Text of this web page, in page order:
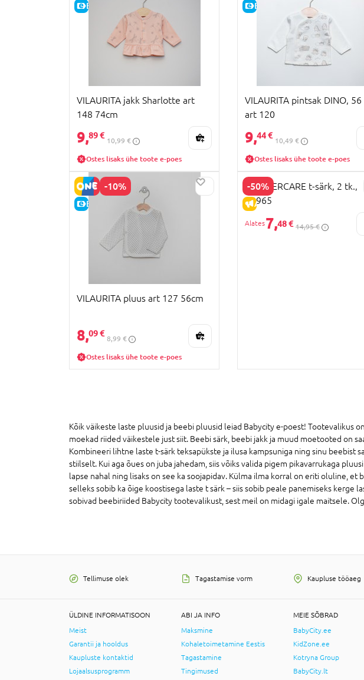
E-HIND
VILAURITA jakk Sharlotte art
148 74cm
9,89 €
10,99 €
Ostes lisaks ühe toote e-poes
E-HIND
VILAURITA pintsak DINO, 56
art 120
9,44 €
10,49 €
Ostes lisaks ühe toote e-poes
-10%
E-HIND
VILAURITA pluus art 127 56cm
8,09 €
8,99 €
Ostes lisaks ühe toote e-poes
-50%
ALLAHINDLUS
MOTHERCARE t-särk, 2 tk.,
YB965
7,48 € 14,95 €
Kõik väikeste laste pluusid ja beebi pluusid leiad Babycity e-poest! Tootevalikus
moekad riided väikestele just siit. Beebi särk, beebi jakk ja muud moetooted on
Kombineeri lihtne laste t-särk teksapükste ja ilusa kampsuniga ning sinu beebist
stiilselt. Kui aga õues on juba jahedam, siis võiks valida pigem pikavarrukaga
lapse nahal ning lisaks on see ka soojapidav. Külma ilma korral on eriti oluline,
selleks sobib ka õige koostisega laste t särk – siis sobib peale panemiseks
sobivad beebiriided Babycity tootevalikust, sest meil on midagi igale maitsele.
Tellimuse olek Tagastamise vorm Kaupluse tööaeg
ÜLDINE INFORMATISOON
Meist
Garantii ja hooldus
Kaupluste kontaktid
Lojaalsusprogramm
ABI JA INFO
Maksmine
Kohaletoimetamine Eestis
Tagastamine
Tingimused
MEIE SÕBRAD
BabyCity.ee
KidZone.ee
Kotryna Group
BabyCity.lt